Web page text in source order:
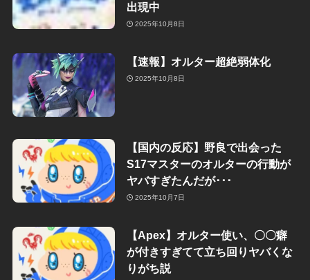
出現中
2025年10月8日
【速報】オルター超絶弱体化
2025年10月8日
【国内の反応】野良で出会った
S17マスターのオルターの行動が
ヤバすぎたんだが･･･
2025年10月7日
【Apex】オルター使い、〇〇癖
が付きすぎてて立ち回りヤバくな
りがち説